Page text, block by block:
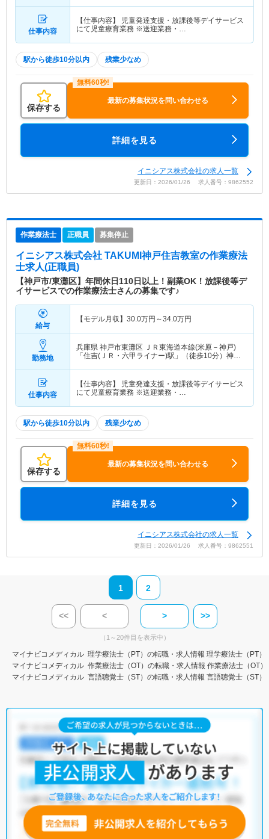
ー)駅」（徒歩10分）
仕事内容
【仕事内容】 児童発達支援・放課後等デイサービス
にて児童療育業務 ※送迎業務・…
駅から徒歩10分以内 残業少なめ
保存する
最新の募集状況を問い合わせる
詳細を見る
イニシアス株式会社の求人一覧
更新日：2026/01/26 求人番号：9862552
作業療法士 正職員 募集停止
イニシアス株式会社 TAKUMI神戸住吉教室の作業療法
士求人(正職員)
【神戸市/東灘区】年間休日110日以上！副業OK！放課後等デ
イサービスでの作業療法士さんの募集です♪
給与
【モデル月収】 30.0万円～34.0万円
勤務地
兵庫県 神戸市東灘区 ＪＲ東海道本線(米原－神戸)
「住吉(ＪＲ・六甲ライナー)駅」（徒歩10分）神戸
ー)駅」（徒歩10分）
仕事内容
【仕事内容】 児童発達支援・放課後等デイサービス
にて児童療育業務 ※送迎業務・…
駅から徒歩10分以内 残業少なめ
保存する
最新の募集状況を問い合わせる
詳細を見る
イニシアス株式会社の求人一覧
更新日：2026/01/26 求人番号：9862551
1 2
<< < > >>
（1～20件目を表示中）
マイナビコメディカル 理学療法士（PT）の転職・求人情報 理学療法士（PT）
マイナビコメディカル 作業療法士（OT）の転職・求人情報 作業療法士（OT
マイナビコメディカル 言語聴覚士（ST）の転職・求人情報 言語聴覚士（ST）